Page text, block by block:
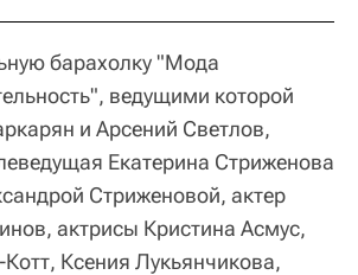
барахолку "Мода
ведущими которой
и Арсений Светлов,
Екатерина Стриженова
Стриженовой, актер
актрисы Кристина Асмус,
Ксения Лукьянчикова,